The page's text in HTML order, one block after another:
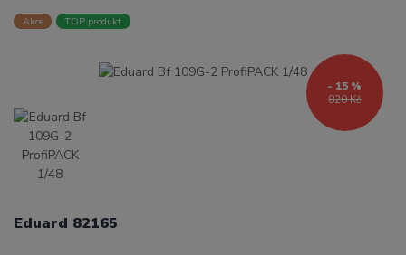
Akce TOP produkt
820 Kč
- 15 %
Eduard 82165